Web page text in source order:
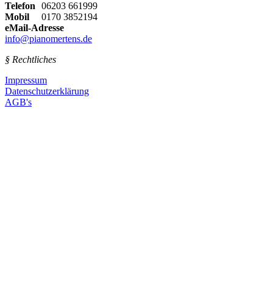
Telefon
06203 661999
Mobil
0170 3852194
eMail-Adresse
info@pianomertens.de
§ Rechtliches
Impressum
Datenschutzerklärung
AGB's